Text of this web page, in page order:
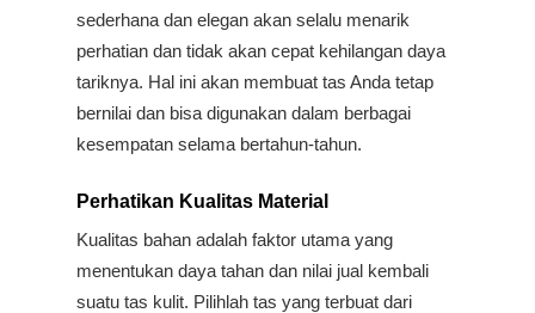
sederhana dan elegan akan selalu menarik
perhatian dan tidak akan cepat kehilangan daya
tariknya. Hal ini akan membuat tas Anda tetap
bernilai dan bisa digunakan dalam berbagai
kesempatan selama bertahun-tahun.
Perhatikan Kualitas Material
Kualitas bahan adalah faktor utama yang
menentukan daya tahan dan nilai jual kembali
suatu tas kulit. Pilihlah tas yang terbuat dari